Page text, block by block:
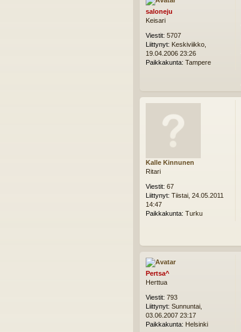
saloneju
Keisari
Viestit: 5707
Liittynyt: Keskiviikko,
19.04.2006 23:26
Paikkakunta: Tampere
Kalle Kinnunen
Ritari
Viestit: 67
Liittynyt: Tiistai, 24.05.2011
14:47
Paikkakunta: Turku
Pertsa^
Herttua
Viestit: 793
Liittynyt: Sunnuntai,
03.06.2007 23:17
Paikkakunta: Helsinki